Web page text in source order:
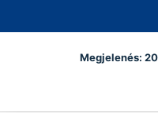
Megjelenés: